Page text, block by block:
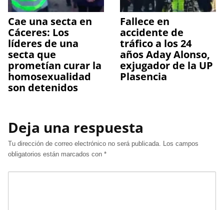
Cae una secta en
Cáceres: Los
líderes de una
secta que
prometían curar la
homosexualidad
son detenidos
Fallece en
accidente de
tráfico a los 24
años Aday Alonso,
exjugador de la UP
Plasencia
Deja una respuesta
Tu dirección de correo electrónico no será publicada. Los campos
obligatorios están marcados con *